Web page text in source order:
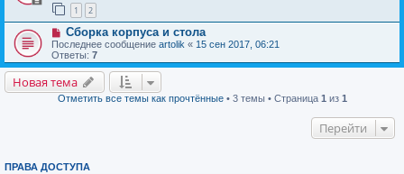
1 2
Сборка корпуса и стола
Последнее сообщение artolik « 15 сен 2017, 06:21
Ответы: 7
Новая тема
Отметить все темы как прочтённые• 3 темы • Страница 1 из 1
Перейти
ПРАВА ДОСТУПА